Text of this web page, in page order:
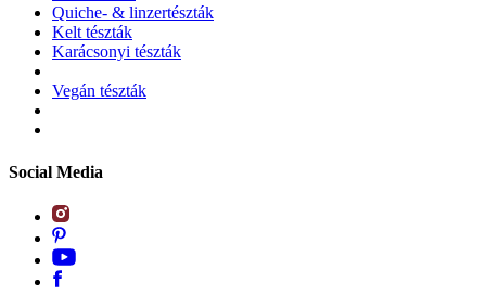
Quiche- & linzertészták
Kelt tészták
Karácsonyi tészták
Vegán tészták
Social Media